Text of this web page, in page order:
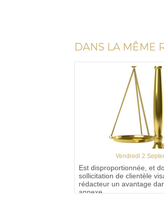
DANS LA MÊME
Vendredi 2
Est disproportionnée, et
sollicitation de clientèle
rédacteur un avantage
annexe